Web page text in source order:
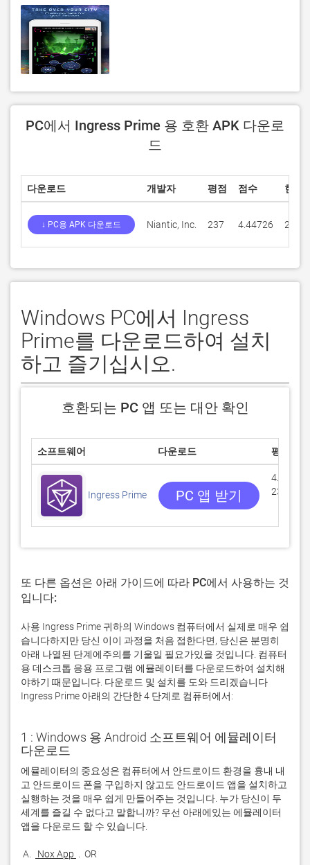
PC에서 Ingress Prime 용 호환 APK 다운로
드
다운로드 개발자 평점 점수 현재
↓ PC용 APK 다운로드 Niantic, Inc. 237 4.44726
Windows PC에서 Ingress
Prime를 다운로드하여 설치
하고 즐기십시오.
호환되는 PC 앱 또는 대안 확인
소프트웨어 다운로드 평점
Ingress Prime PC 앱 받기
237 리뷰
또 다른 옵션은 아래 가이드에 따라 PC에서 사용하는 것
입니다:
사용 Ingress Prime 귀하의 Windows 컴퓨터에서 실제로 매우 쉽
습니다하지만 당신 이이 과정을 처음 접한다면, 당신은 분명히
아래 나열된 단계에주의를 기울일 필요가있을 것입니다. 컴퓨터
용 데스크톱 응용 프로그램 에뮬레이터를 다운로드하여 설치해
야하기 때문입니다. 다운로드 및 설치를 도와 드리겠습니다
Ingress Prime 아래의 간단한 4 단계로 컴퓨터에서:
1 : Windows 용 Android 소프트웨어 에뮬레이터
다운로드
에뮬레이터의 중요성은 컴퓨터에서 안드로이드 환경을 흉내 내
고 안드로이드 폰을 구입하지 않고도 안드로이드 앱을 설치하고
실행하는 것을 매우 쉽게 만들어주는 것입니다. 누가 당신이 두
세계를 즐길 수 없다고 말합니까? 우선 아래에있는 에뮬레이터
A. Nox App